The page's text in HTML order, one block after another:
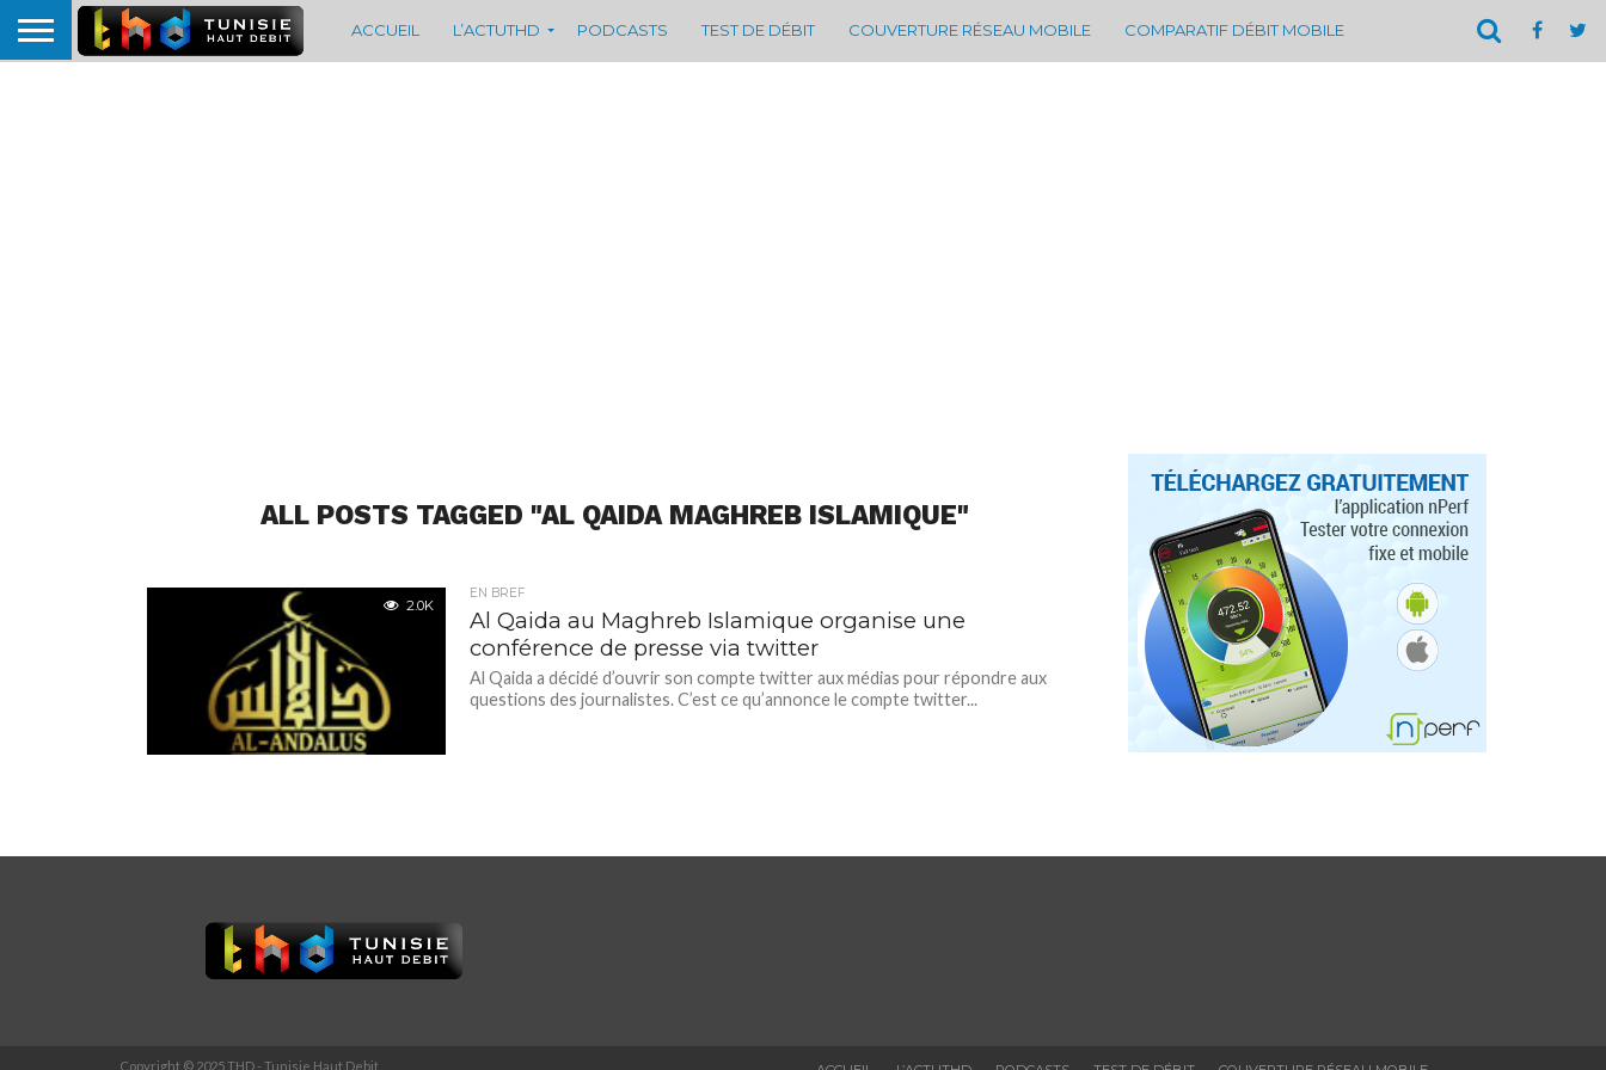
ACCUEIL L’ACTUTHD PODCASTS TEST DE DÉBIT COUVERTURE RÉSEAU MOBILE COMPARATIF DÉBIT MOBILE
ALL POSTS TAGGED "AL QAIDA MAGHREB ISLAMIQUE"
2.0K
EN BREF
Al Qaida au Maghreb Islamique organise une
conférence de presse via twitter
Al Qaida a décidé d’ouvrir son compte twitter aux médias pour répondre aux
questions des journalistes. C’est ce qu’annonce le compte twitter...
Copyright © 2025 THD - Tunisie Haut Debit.